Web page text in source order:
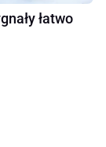
łatwo